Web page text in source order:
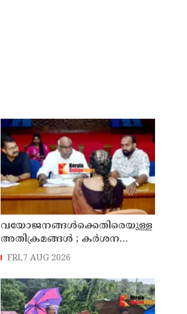
വയോജനങ്ങൾക്കെതിരെയുള്ള
അതിക്രമങ്ങൾ ; കർശന
നടപടി സ്വീകരിക്കുമെന്ന്
FRI,7 AUG 2026